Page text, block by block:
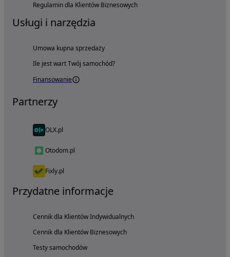
Regulamin dla Klientów Biznesowych
Usługi i narzędzia
Umowa kupna sprzedaży
Ile jest wart Twój samochód?
Finansowanie
Partnerzy
OLX.pl
Otodom.pl
Fixly.pl
Przydatne informacje
Cennik dla Klientów Indywidualnych
Cennik dla Klientów Biznesowych
Testy samochodów